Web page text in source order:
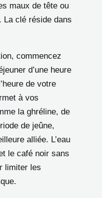
maux de tête ou
La clé réside dans
commencez
d’une heure
de votre
à vos
la ghréline, de
de jeûne,
alliée. L’eau
le café noir sans
limiter les